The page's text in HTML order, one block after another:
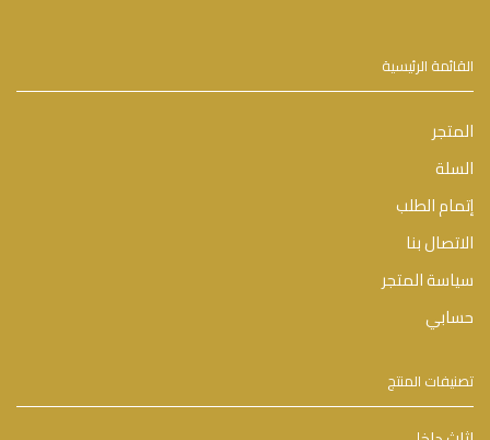
القائمة الرئيسية
المتجر
السلة
إتمام الطلب
الاتصال بنا
سياسة المتجر
حسابي
تصنيفات المنتج